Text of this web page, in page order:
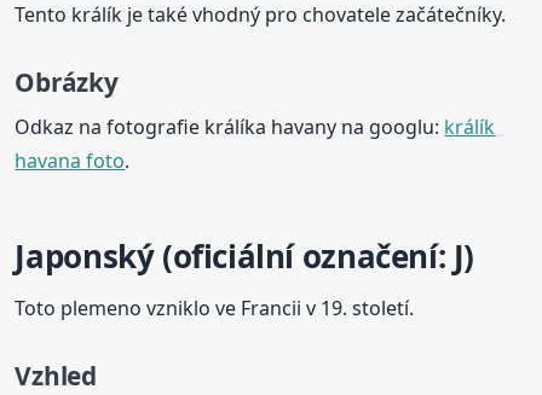
Tento králík je také vhodný pro chovatele začátečníky.
Obrázky
Odkaz na fotografie králíka havany na googlu: králík
havana foto.
Japonský (oficiální označení: J)
Toto plemeno vzniklo ve Francii v 19. století.
Vzhled